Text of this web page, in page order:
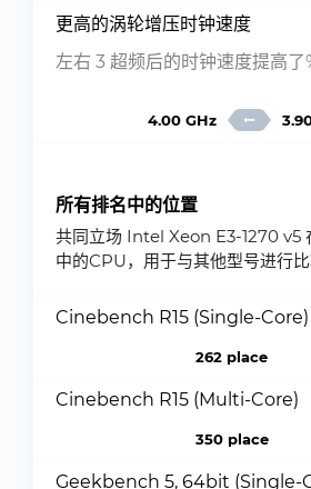
更高的涡轮增压时钟速度
左右 3 超频后的时钟速度提高了
4.00 GHz
所有排名中的位置
共同立场 Intel Xeon E3-1270 v5
中的CPU，用于与其他型号进行
Cinebench R15 (Single-Core)
262 place
Cinebench R15 (Multi-Core)
350 place
Geekbench 5, 64bit (Single-